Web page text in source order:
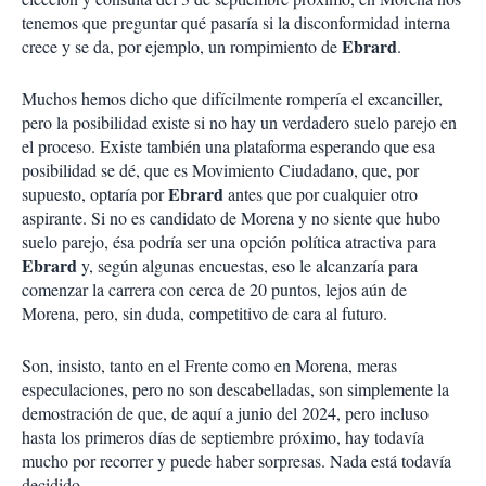
tenemos que preguntar qué pasaría si la disconformidad interna
crece y se da, por ejemplo, un rompimiento deEbrard.
Muchos hemos dicho que difícilmente rompería el excanciller,
pero la posibilidad existe si no hay un verdadero suelo parejo en
el proceso. Existe también una plataforma esperando que esa
posibilidad se dé, que es Movimiento Ciudadano, que, por
supuesto, optaría porEbrardantes que por cualquier otro
aspirante. Si no es candidato de Morena y no siente que hubo
suelo parejo, ésa podría ser una opción política atractiva para
Ebrardy, según algunas encuestas, eso le alcanzaría para
comenzar la carrera con cerca de 20 puntos, lejos aún de
Morena, pero, sin duda, competitivo de cara al futuro.
Son, insisto, tanto en el Frente como en Morena, meras
especulaciones, pero no son descabelladas, son simplemente la
demostración de que, de aquí a junio del 2024, pero incluso
hasta los primeros días de septiembre próximo, hay todavía
mucho por recorrer y puede haber sorpresas. Nada está todavía